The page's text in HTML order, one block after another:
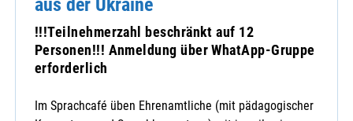
!!!Teilnehmerzahl beschränkt auf 12
Personen!!! Anmeldung über WhatApp-Gruppe
erforderlich
Im Sprachcafé üben Ehrenamtliche (mit pädagogischer